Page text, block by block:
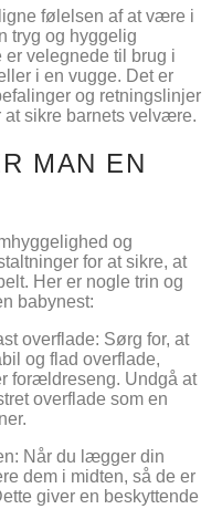
følelsen af at være i
tryg og hyggelig
velegnede til brug i
i en vugge. Det er
og retningslinjer
at sikre barnets velvære.
MAN EN
og
for at sikre, at
Her er nogle trin og
babynest:
overflade: Sørg for, at
og flad overflade,
forældreseng. Undgå at
overflade som en
Når du lægger din
dem i midten, så de er
giver en beskyttende